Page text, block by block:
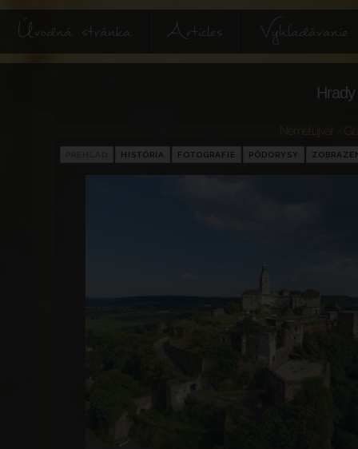
Úvodná stránka Articles Vyhľadávanie
Németújvár -
HISTÓRIA FOTOGRAFIE PÔDORYSY